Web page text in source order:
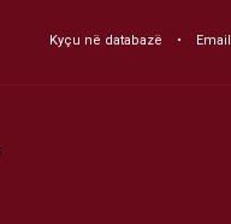
Kyçu në databazë Email